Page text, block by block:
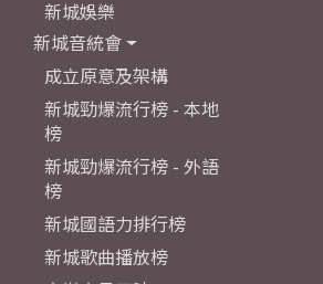
新城娛樂
新城音統會
成立原意及架構
新城勁爆流行榜 - 本地
榜
新城勁爆流行榜 - 外語
榜
新城國語力排行榜
新城歌曲播放榜